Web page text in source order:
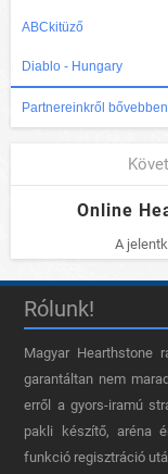
ABCkitüző
Diablo - Hungary
Partnereinkről bővebben
Online
A
Rólunk!
Magyar Hearthstone​
garantáltan nem
erről a gyors-iramú
pakli készítő, aréna
funkció regisztráció